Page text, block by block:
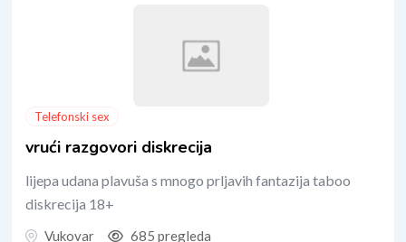
Telefonski sex
vrući razgovori diskrecija
lijepa udana plavuša s mnogo prljavih fantazija taboo
diskrecija 18+
Vukovar 685 pregleda